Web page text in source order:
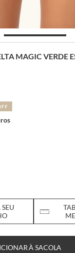
MAGIC VERDE
À SACOLA